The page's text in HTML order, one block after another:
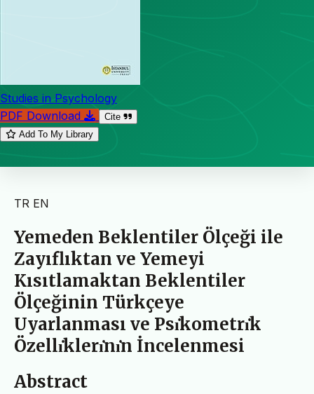
Studies in Psychology
PDF Download
Cite
Add To My Library
TR EN
Yemeden Beklentiler Ölçeği ile
Zayıflıktan ve Yemeyi
Kısıtlamaktan Beklentiler
Ölçeğinin Türkçeye
Uyarlanması ve Psı̇kometrı̇k
Özellı̇klerı̇nı̇n İncelenmesi
Abstract